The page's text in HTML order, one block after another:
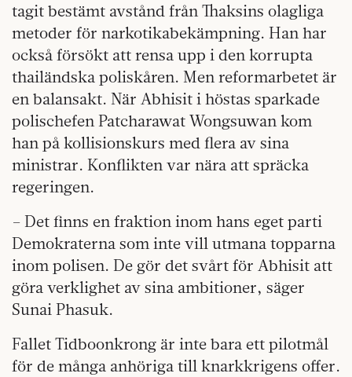
tagit bestämt avstånd från Thaksins olagliga
metoder för narkotika­bekämpning. Han har
också försökt att rensa upp i den korrupta
thailändska poliskåren. Men reformarbetet är
en balansakt. När Abhisit i höstas sparkade
polischefen Patcharawat Wongsuwan kom
han på kollisionskurs med flera av sina
ministrar. Konflikten var nära att spräcka
regeringen.
– Det finns en fraktion inom hans eget parti
Demokraterna som inte vill utmana topparna
inom polisen. De gör det svårt för Abhisit att
göra verklighet av sina ambitioner, säger
Sunai Phasuk.
Fallet Tidboonkrong är inte bara ett pilot­mål
för de många anhöriga till knarkkrigens offer.